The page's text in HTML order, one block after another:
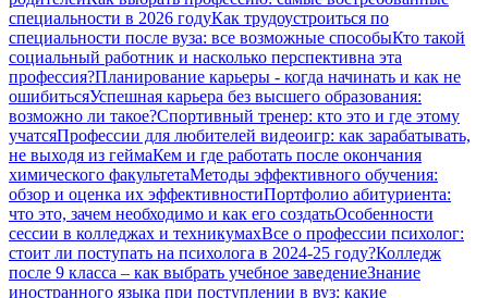
специальности в 2026 годуКак трудоустроиться по
специальности после вуза: все возможные способыКто такой
социальный работник и насколько перспективна эта
профессия?Планирование карьеры - когда начинать и как не
ошибитьсяУспешная карьера без высшего образования:
возможно ли такое?Спортивный тренер: кто это и где этому
учатсяПрофессии для любителей видеоигр: как зарабатывать,
не выходя из геймаКем и где работать после окончания
химического факультетаМетоды эффективного обучения:
обзор и оценка их эффективностиПортфолио абитуриента:
что это, зачем необходимо и как его создатьОсобенности
сессии в колледжах и техникумахВсе о профессии психолог:
стоит ли поступать на психолога в 2024-25 году?Колледж
после 9 класса – как выбрать учебное заведениеЗнание
иностранного языка при поступлении в вуз: какие